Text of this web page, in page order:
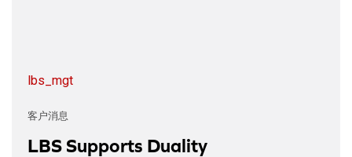
lbs_mgt
客户消息
LBS Supports Duality